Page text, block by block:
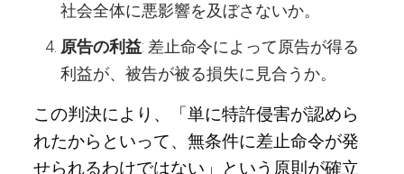
社会全体に悪影響を及ぼさないか。
原告の利益: 差止命令によって原告が得る
利益が、被告が被る損失に見合うか。
この判決により、「単に特許侵害が認めら
れたからといって、無条件に差止命令が発
せられるわけではない」という原則が確立